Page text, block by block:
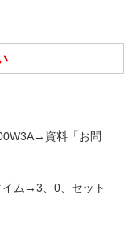
資料「お問
ム→3、0、セット